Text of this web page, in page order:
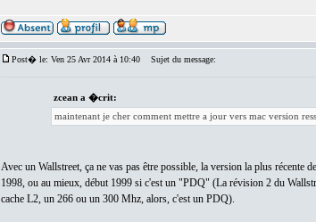
Post� le: Ven 25 Avr 2014 à 10:40 Sujet du message:
zcean a �crit:
maintenant je cher comment mettre a jour vers mac version
Avec un Wallstreet, ça ne vas pas être possible, la version la plus récente
1998, ou au mieux, début 1999 si c'est un "PDQ" (La révision 2 du
cache L2, un 266 ou un 300 Mhz, alors, c'est un PDQ).